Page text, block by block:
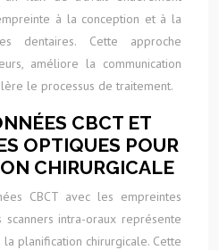
à la conception et à la
dentaires. Cette approche
améliore la communication
le processus de traitement.
CBCT ET
OPTIQUES POUR
CHIRURGICALE
CBCT avec les empreintes
intra-oraux représente
planification chirurgicale. Cette